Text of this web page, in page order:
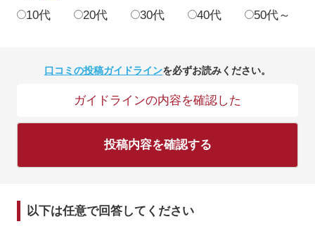
10代 20代 30代 40代 50代～
口コミの投稿ガイドラインを必ずお読みください。
ガイドラインの内容を確認した
投稿内容を確認する
以下は任意で回答してください